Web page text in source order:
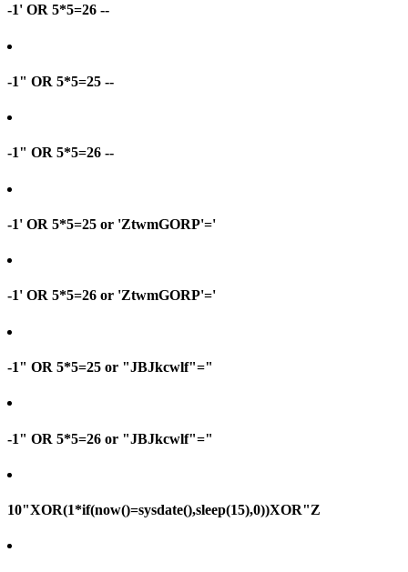
-1' OR 5*5=26 --
-1" OR 5*5=25 --
-1" OR 5*5=26 --
-1' OR 5*5=25 or 'ZtwmGORP'='
-1' OR 5*5=26 or 'ZtwmGORP'='
-1" OR 5*5=25 or "JBJkcwlf"="
-1" OR 5*5=26 or "JBJkcwlf"="
10"XOR(1*if(now()=sysdate(),sleep(15),0))XOR"Z